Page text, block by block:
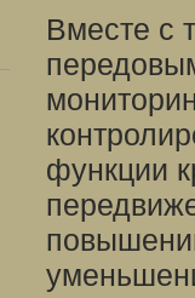
Вместе с
функции